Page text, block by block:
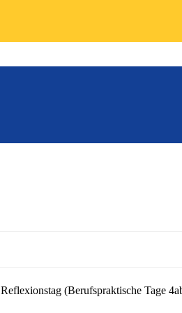
Reflexionstag (Berufspraktische Tage